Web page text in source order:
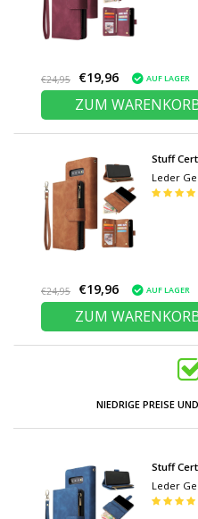
€24,95 €19,96 AUF LAGER
ZUM
Stuff
Leder
€24,95 €19,96 AUF LAGER
ZUM
NIEDRIGE PREISE
Stuff
Leder